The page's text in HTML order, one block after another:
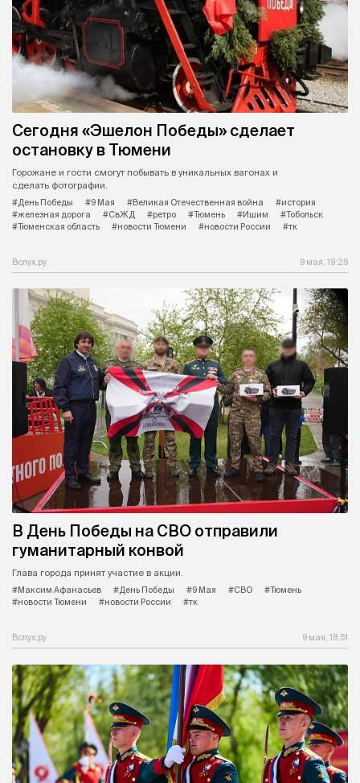
Сегодня «Эшелон Победы» сделает
остановку в Тюмени
Горожане и гости смогут побывать в уникальных вагонах и
сделать фотографии.
#День Победы
#9 Мая #Великая Отечественная война
#история
#железная дорога
#СвЖД #ретро #Тюмень #Ишим
#Тобольск
#Тюменская область
#новости Тюмени #новости России #тк
Вслух.ру 9 мая, 19:29
В День Победы на СВО отправили
гуманитарный конвой
Глава города принят участие в акции.
#Максим Афанасьев
#День Победы #9 Мая #СВО
#Тюмень
#новости Тюмени
#новости России #тк
Вслух.ру 9 мая, 18:51